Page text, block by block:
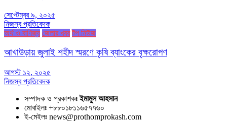
সেপ্টেম্বর ৯, ২০২৫
নিজস্ব প্রতিবেদক
অর্থ ও বাণিজ্য জেলার খবর টপ নিউজ
আখাউড়ায় জুলাই শহীদ স্মরণে কৃষি ব্যাংকের বৃক্ষরোপণ
আগস্ট ১২, ২০২৫
নিজস্ব প্রতিবেদক
সম্পাদক ও প্রকাশকঃইমামুল আহসান
মোবাইলঃ +৮৮০১৮১১৬৫৭৭৬০
ই-মেইলঃ news@prothomprokash.com